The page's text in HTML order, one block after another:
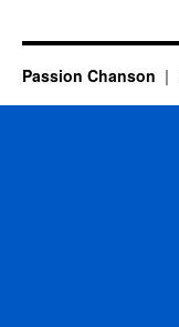
Passion Chanson